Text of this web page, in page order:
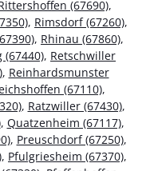
(67690),
, Rimsdorf (67260),
, Rhinau (67860),
(67440), Retschwiller
, Reinhardsmunster
(67110),
, Ratzwiller (67430),
, Quatzenheim (67117),
, Preuschdorf (67250),
, Pfulgriesheim (67370),